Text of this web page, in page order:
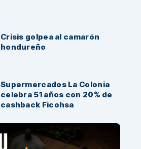
Crisis golpea al camarón
hondureño
Supermercados La Colonia
celebra 51 años con 20% de
cashback Ficohsa